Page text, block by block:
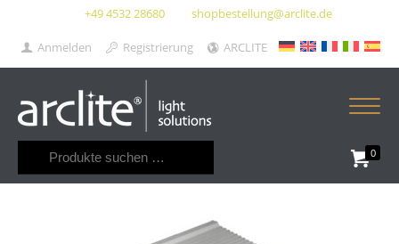
+49 4532 28680 shopbestellung@arclite.de
Anmelden Registrierung ARCLITE
0